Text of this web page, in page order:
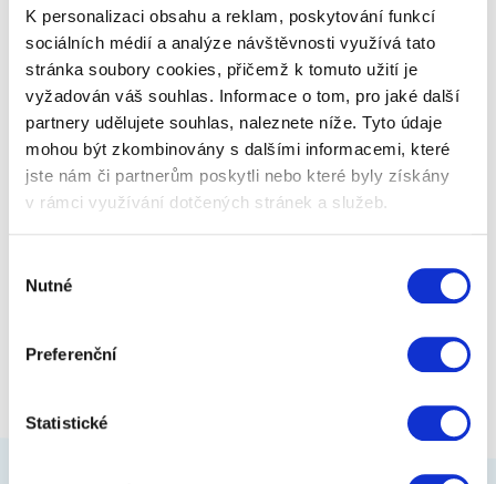
K personalizaci obsahu a reklam, poskytování funkcí
sociálních médií a analýze návštěvnosti využívá tato
stránka soubory cookies, přičemž k tomuto užití je
vyžadován váš souhlas. Informace o tom, pro jaké další
partnery udělujete souhlas, naleznete níže. Tyto údaje
mohou být zkombinovány s dalšími informacemi, které
jste nám či partnerům poskytli nebo které byly získány
v rámci využívání dotčených stránek a služeb.
souhlasu
Nutné
Preferenční
Statistické
299 Kč Zobrazit více